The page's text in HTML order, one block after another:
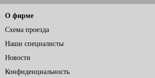
О фирме
Схема проезда
Наши специалисты
Новости
Конфиденциальность